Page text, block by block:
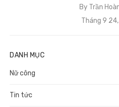
By Trần
Posted
Tháng 9
DANH MỤC
Nữ công
Tin tức